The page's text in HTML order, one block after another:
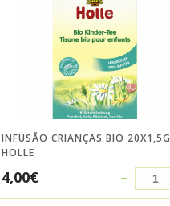
INFUSÃO CRIANÇAS BIO 20X1,5G
HOLLE
4,00€